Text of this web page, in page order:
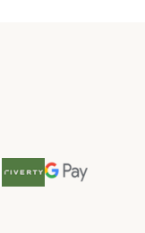
MethodMethod
Riverty Payment Method
Google Pay